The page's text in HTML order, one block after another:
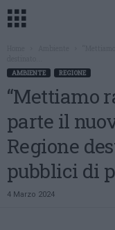
AMBIENTE REGIONE
“Mettiamo
parte il
Regione
pubblici di
4 Marzo 2024